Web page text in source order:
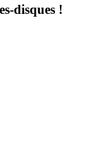
disques !